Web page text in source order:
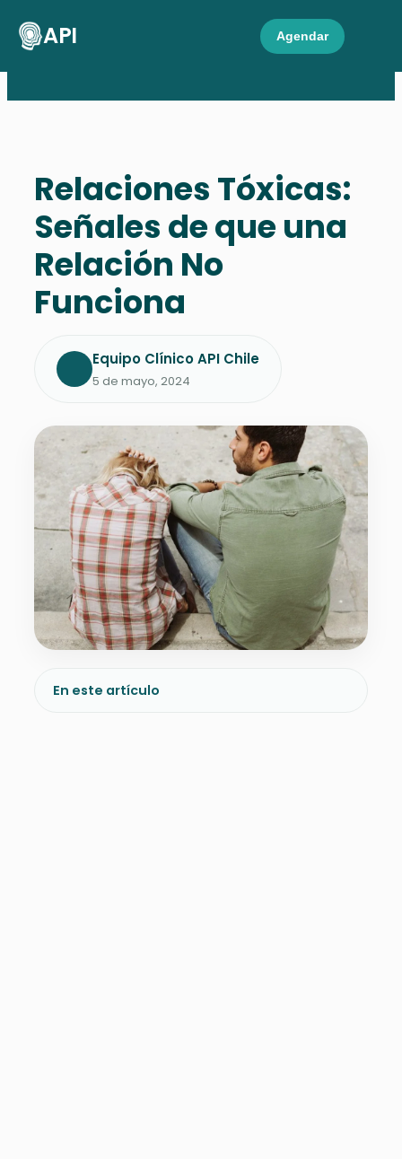
API Agendar
En este artículo
Relaciones Tóxicas:
Señales de que una
Relación No
Funciona
Equipo Clínico API Chile
5 de mayo, 2024